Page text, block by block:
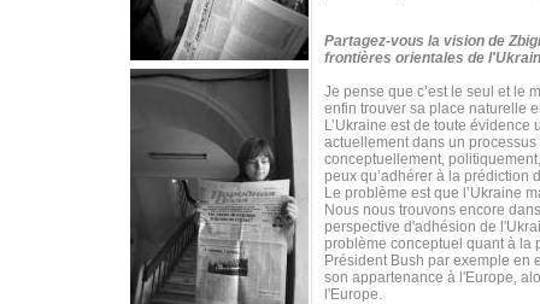
Partagez-vous la vision de
frontières orientales de
Je pense que c’est le seul et le
enfin trouver sa place naturelle
L’Ukraine est de toute
actuellement dans un
conceptuellement,
peux qu’adhérer à la prédiction
Le problème est que l’Ukraine
Nous nous trouvons encore
perspective d'adhésion de
problème conceptuel quant à la
Président Bush par exemple
son appartenance à l'Europe,
l'Europe.